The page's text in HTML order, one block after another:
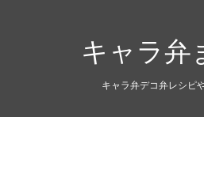
キャラ弁
キャラ弁デコ弁レシピ